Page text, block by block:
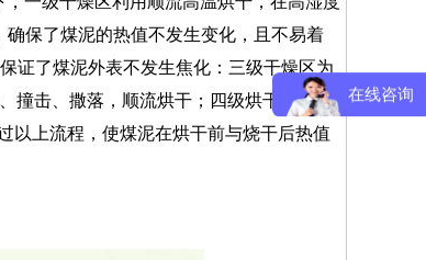
保了煤泥的热值不发生变化，且不易着
证了煤泥外表不发生焦化：三级干燥区为
撞击、撒落，顺流烘干；四级烘干是靠引
上流程，使煤泥在烘干前与烧干后热值
在线咨询